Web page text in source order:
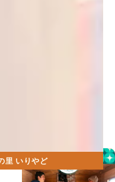
里 いりやど